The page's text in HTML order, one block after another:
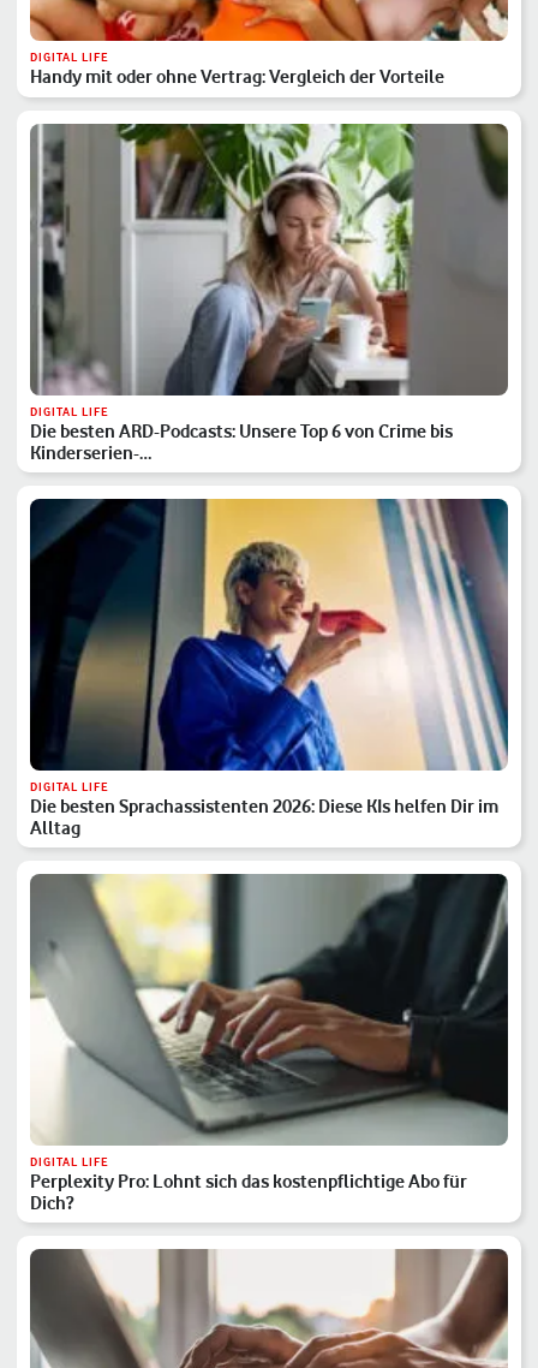
DIGITAL LIFE
Handy mit oder ohne Vertrag: Vergleich der Vorteile
DIGITAL LIFE
Die besten ARD-Podcasts: Unsere Top 6 von Crime bis
Kinderserien-…
DIGITAL LIFE
Die besten Sprachassistenten 2026: Diese KIs helfen Dir im
Alltag
DIGITAL LIFE
Perplexity Pro: Lohnt sich das kostenpflichtige Abo für
Dich?